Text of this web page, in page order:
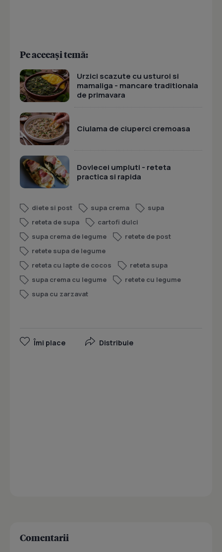
Pe aceeași temă:
Urzici scazute cu usturoi si
mamaliga - mancare traditionala
de primavara
Ciulama de ciuperci cremoasa
Dovlecei umpluti - reteta
practica si rapida
diete si post supa crema
supa
reteta de supa
cartofi dulci
supa crema de legume
retete de post
retete supa de legume
reteta cu lapte de cocos
reteta supa
supa crema cu legume
retete cu legume
supa cu zarzavat
Îmi place Distribuie
Comentarii